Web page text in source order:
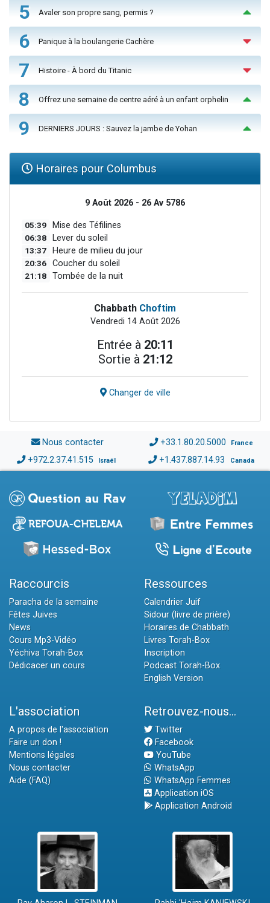
5 Avaler son propre sang, permis ?
6 Panique à la boulangerie Cachère
7 Histoire - À bord du Titanic
8 Offrez une semaine de centre aéré à un enfant orphelin
9 DERNIERS JOURS : Sauvez la jambe de Yohan
Horaires pour Columbus
9 Août 2026 - 26 Av 5786
05:39 Mise des Téfilines
06:38 Lever du soleil
13:37 Heure de milieu du jour
20:36 Coucher du soleil
21:18 Tombée de la nuit
Chabbath Choftim
Vendredi 14 Août 2026
Entrée à 20:11
Sortie à 21:12
Changer de ville
Nous contacter +33.1.80.20.5000 France
+972.2.37.41.515 Israël +1.437.887.14.93 Canada
Raccourcis
Paracha de la semaine
Fêtes Juives
News
Cours Mp3-Vidéo
Yéchiva Torah-Box
Dédicacer un cours
Ressources
Calendrier Juif
Sidour (livre de prière)
Horaires de Chabbath
Livres Torah-Box
Inscription
Podcast Torah-Box
English Version
L'association
A propos de l'association
Faire un don !
Mentions légales
Nous contacter
Aide (FAQ)
Retrouvez-nous...
Twitter
Facebook
YouTube
WhatsApp
WhatsApp Femmes
Application iOS
Application Android